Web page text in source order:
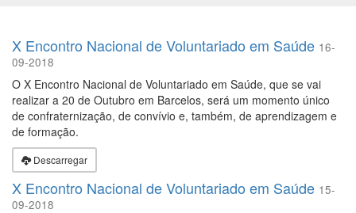
X Encontro Nacional de Voluntariado em Saúde 16-
09-2018
O X Encontro Nacional de Voluntariado em Saúde, que se vai
realizar a 20 de Outubro em Barcelos, será um momento único
de confraternização, de convívio e, também, de aprendizagem e
de formação.
Descarregar
X Encontro Nacional de Voluntariado em Saúde 15-
09-2018